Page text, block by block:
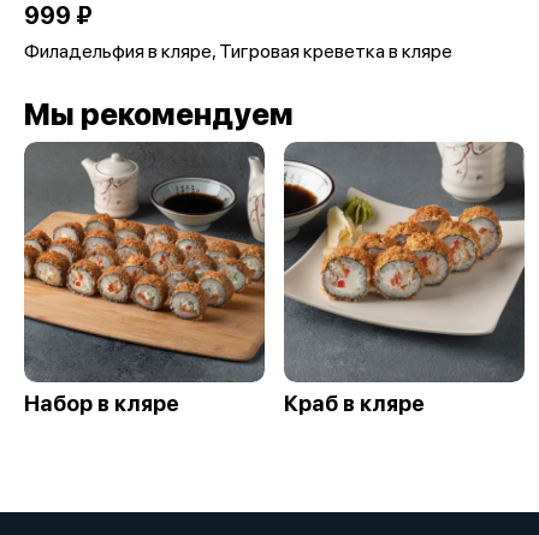
999 ₽
Филадельфия в кляре, Тигровая креветка в кляре
Мы рекомендуем
Набор в кляре Краб в кляре